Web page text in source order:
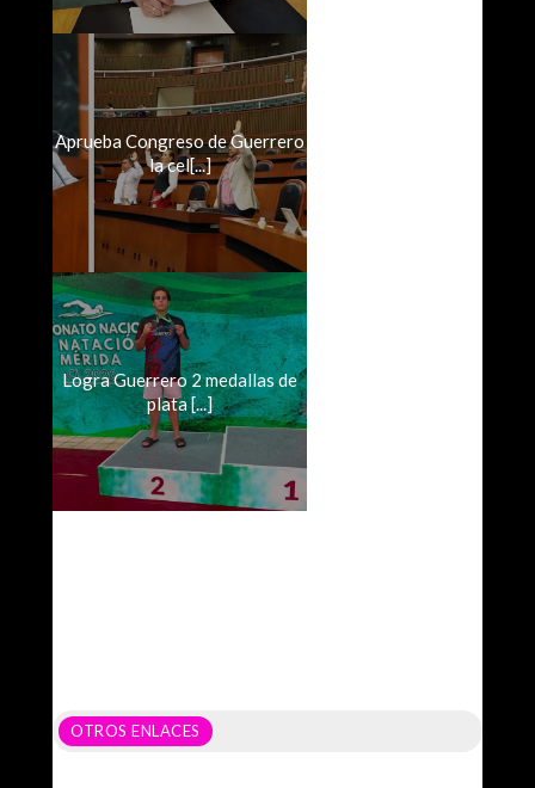
Aprueba Congreso de Guerrero
la cel[...]
Logra Guerrero 2 medallas de
plata [...]
OTROS ENLACES